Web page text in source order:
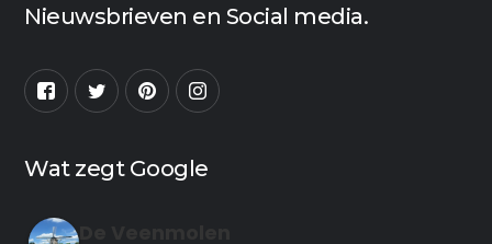
Nieuwsbrieven en Social media.
Wat zegt Google